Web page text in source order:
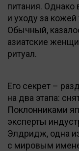
питания. Однако
и уходу за
Обычный,
азиатские
ритуал.
Его секрет –
на два этапа:
Поклонниками
эксперты
Элдридж, одна
с мировым